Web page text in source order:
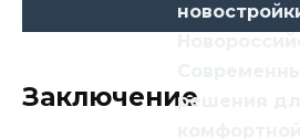
решения
Заключение